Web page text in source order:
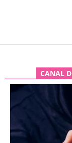
CANAL